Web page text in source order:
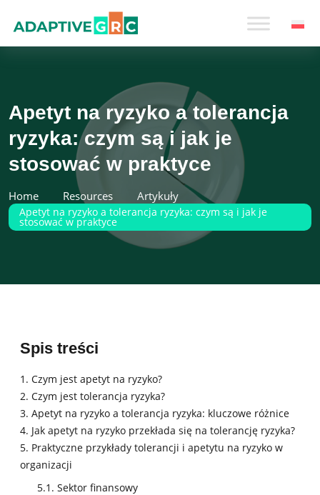
Apetyt na ryzyko a tolerancja
ryzyka: czym są i jak je
stosować w praktyce
Home Resources Artykuły
Apetyt na ryzyko a tolerancja ryzyka: czym są i jak je
stosować w praktyce
Spis treści
1. Czym jest apetyt na ryzyko?
2. Czym jest tolerancja ryzyka?
3. Apetyt na ryzyko a tolerancja ryzyka: kluczowe różnice
4. Jak apetyt na ryzyko przekłada się na tolerancję ryzyka?
5. Praktyczne przykłady tolerancji i apetytu na ryzyko w
organizacji
5.1. Sektor finansowy